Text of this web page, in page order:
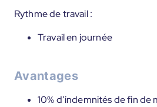
Rythme de travail :
Travail en journée
Avantages
10% d’indemnités de fin de